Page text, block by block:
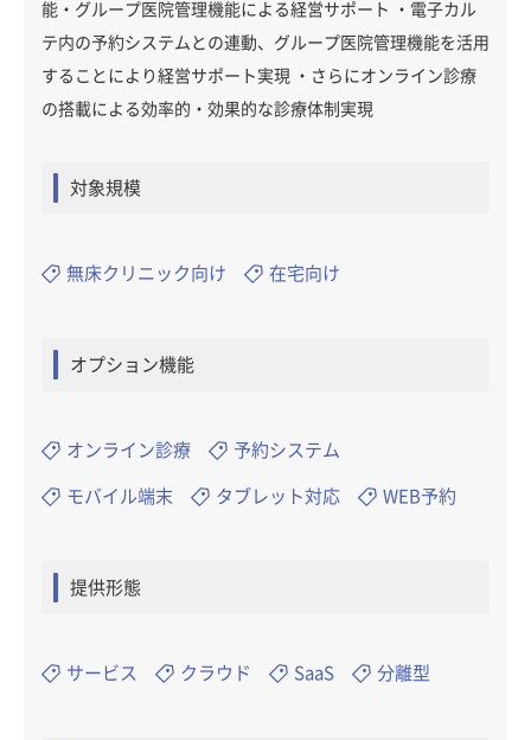
能・グループ医院管理機能による経営サポート ・電子カル
テ内の予約システムとの連動、グループ医院管理機能を活用
することにより経営サポート実現 ・さらにオンライン診療
の搭載による効率的・効果的な診療体制実現
対象規模
無床クリニック向け 在宅向け
オプション機能
オンライン診療 予約システム
モバイル端末 タブレット対応 WEB予約
提供形態
サービス クラウド SaaS 分離型